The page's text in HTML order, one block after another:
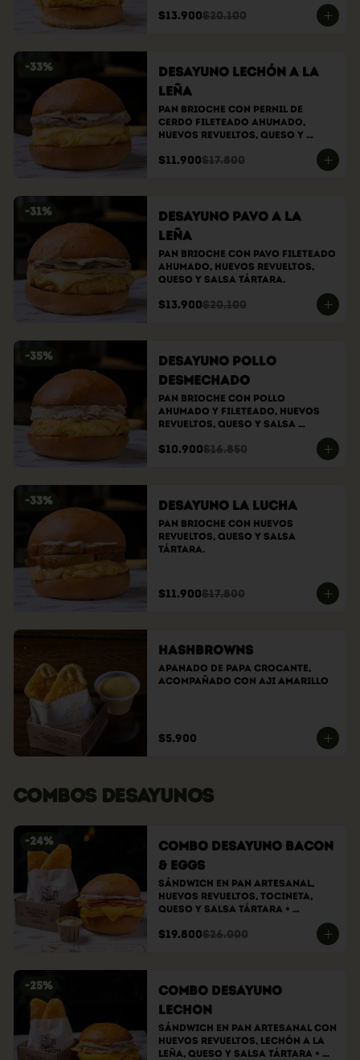
$13.900$20.100
-33%
Desayuno Lechón a la
Leña
Pan brioche con pernil de
cerdo fileteado ahumado,
huevos revueltos, queso y
$11.900$17.800
-31%
Desayuno Pavo a la
Leña
Pan brioche con pavo fileteado
ahumado, huevos revueltos,
queso y salsa tártara.
$13.900$20.100
-35%
Desayuno Pollo
Desmechado
Pan brioche con pollo
ahumado y fileteado, huevos
revueltos, queso y salsa
$10.900$16.850
-33% Desayuno la lucha
Pan brioche con huevos
revueltos, queso y salsa
tártara.
$11.900$17.800
Hashbrowns
Apanado de papa crocante,
acompañado con aji amarillo
$5.900
COMBOS DESAYUNOS
-24%
Combo Desayuno Bacon
& Eggs
Sándwich En Pan Artesanal,
Huevos Revueltos, Tocineta,
Queso Y Salsa Tártara +
$19.800$26.000
-25%
Combo Desayuno
Lechon
Sándwich En Pan Artesanal Con
Huevos Revueltos, Lechón A La
Leña, Queso Y Salsa Tártara +